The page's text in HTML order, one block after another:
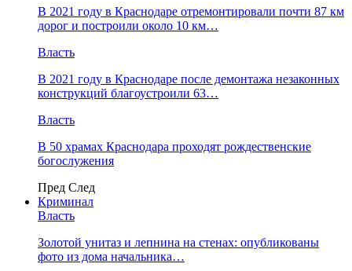
В 2021 году в Краснодаре отремонтировали почти 87 км
дорог и построили около 10 км…
Власть
В 2021 году в Краснодаре после демонтажа незаконных
конструкций благоустроили 63…
Власть
В 50 храмах Краснодара проходят рождественские
богослужения
Пред След
Криминал
Власть
​Золотой унитаз и лепнина на стенах: опубликованы
фото из дома начальника…